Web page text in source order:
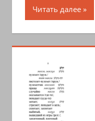
Читать далее